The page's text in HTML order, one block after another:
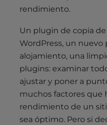
rendimiento.
Un plugin de copia
WordPress, un nuevo
alojamiento, una
plugins: examinar
ajustar y poner a
muchos factores que
rendimiento de un
sea óptimo. Pero si